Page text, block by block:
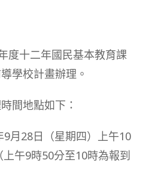
度十二年國民基本教育課
學校計畫辦理。
間地點如下：
9月28日（星期四）上午10
午9時50分至10時為報到